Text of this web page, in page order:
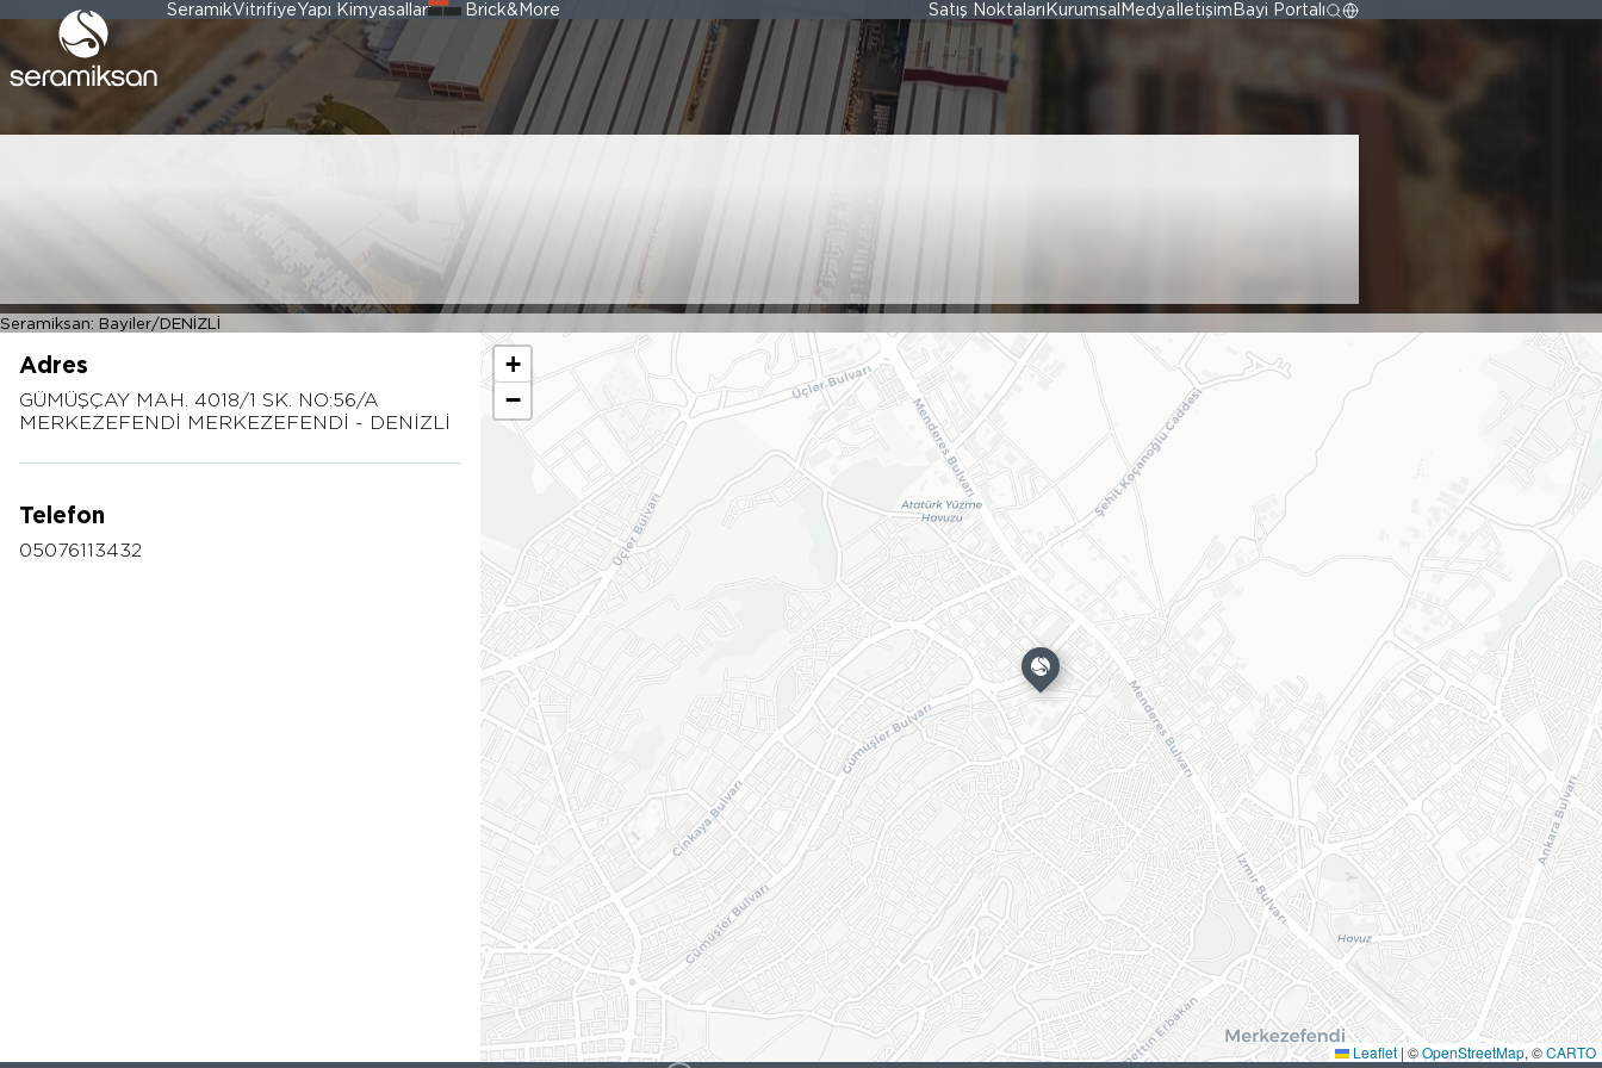
SeramikVitrifiyeYapı Kimyasalları Brick&More Satış Noktaları Kurumsal Medya İletişim Bayi Portalı
KİM.İTH.İHR.İNŞ.TAAH.PET.ÜRN.SAN.TİC.LTD.ŞTİ.
Seramiksan: Bayiler DENİZLİ
Adres
GÜMÜŞÇAY MAH. 4018/1 SK. NO:56/A
MERKEZEFENDİ MERKEZEFENDİ - DENİZLİ
Telefon
05076113432
+
−
Leaflet | ©OpenStreetMap, ©CARTO